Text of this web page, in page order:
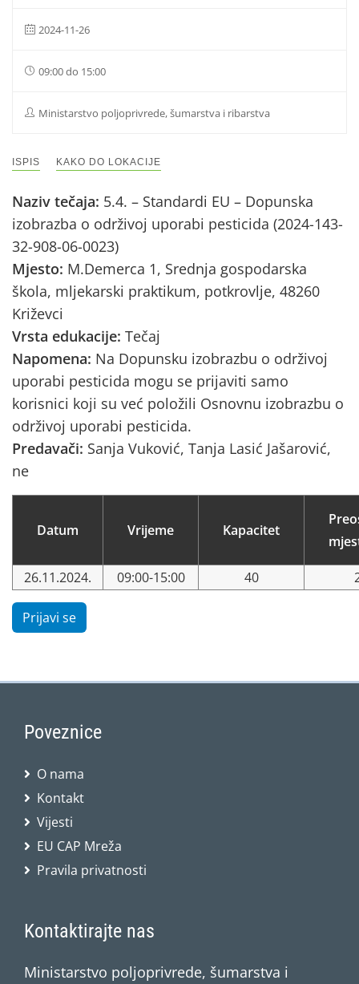
2024-11-26
09:00 do 15:00
Ministarstvo poljoprivrede, šumarstva i ribarstva
ISPIS KAKO DO LOKACIJE
Naziv tečaja: 5.4. – Standardi EU – Dopunska
izobrazba o održivoj uporabi pesticida (2024-143-
32-908-06-0023)
Mjesto: M.Demerca 1, Srednja gospodarska
škola, mljekarski praktikum, potkrovlje, 48260
Križevci
Vrsta edukacije: Tečaj
Napomena: Na Dopunsku izobrazbu o održivoj
uporabi pesticida mogu se prijaviti samo
korisnici koji su već položili Osnovnu izobrazbu o
održivoj uporabi pesticida.
Predavači: Sanja Vuković, Tanja Lasić Jašarović,
ne
Datum Vrijeme Kapacitet
26.11.2024. 09:00-15:00 40
Prijavi se
Poveznice
O nama
Kontakt
Vijesti
EU CAP Mreža
Pravila privatnosti
Kontaktirajte nas
Ministarstvo poljoprivrede, šumarstva i